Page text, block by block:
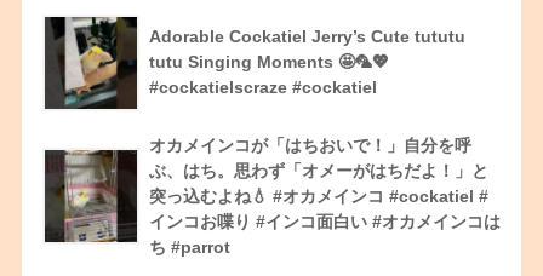
Adorable Cockatiel Jerry’s Cute tututu
tutu Singing Moments 🤩🦜💖
#cockatielscraze #cockatiel
オカメインコが「はちおいで！」自分を呼
ぶ、はち。思わず「オメーがはちだよ！」と
突っ込むよね💧 #オカメインコ #cockatiel #
インコお喋り #インコ面白い #オカメインコは
ち #parrot